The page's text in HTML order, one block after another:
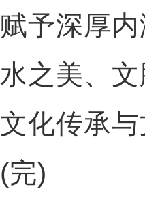
予深厚
之美、
化传承
完)